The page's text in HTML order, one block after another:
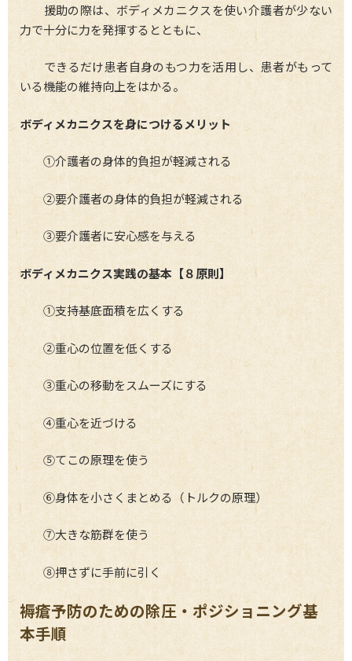
援助の際は、ボディメカニクスを使い介護者が少ない
力で十分に力を発揮するとともに、
できるだけ患者自身のもつ力を活用し、患者がもって
いる機能の維持向上をはかる。
ボディメカニクスを身につけるメリット
①介護者の身体的負担が軽減される
②要介護者の身体的負担が軽減される
③要介護者に安心感を与える
ボディメカニクス実践の基本【８原則】
①支持基底面積を広くする
②重心の位置を低くする
③重心の移動をスムーズにする
④重心を近づける
⑤てこの原理を使う
⑥身体を小さくまとめる（トルクの原理）
⑦大きな筋群を使う
⑧押さずに手前に引く
褥瘡予防のための除圧・ポジショニング基
本手順